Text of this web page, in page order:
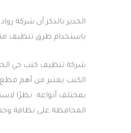
الجدير بالذكر أن شركة
باستخدام طرق تنظيف
شركة تنظيف كنب حي
الكنب يعتبر من أهم قطع
بمختلف أنواعه. نظرًا
المحافظة على نظافة